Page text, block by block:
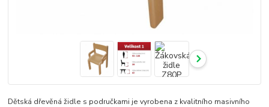
Dětská dřevěná židle s područkami je vyrobena z kvalitního masivního